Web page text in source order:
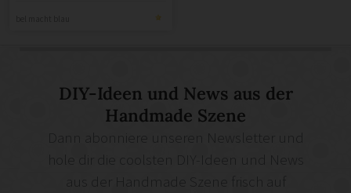
DIY-Ideen und News aus der
Handmade Szene